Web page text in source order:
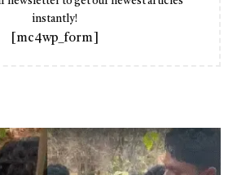
instantly!
[mc4wp_form]